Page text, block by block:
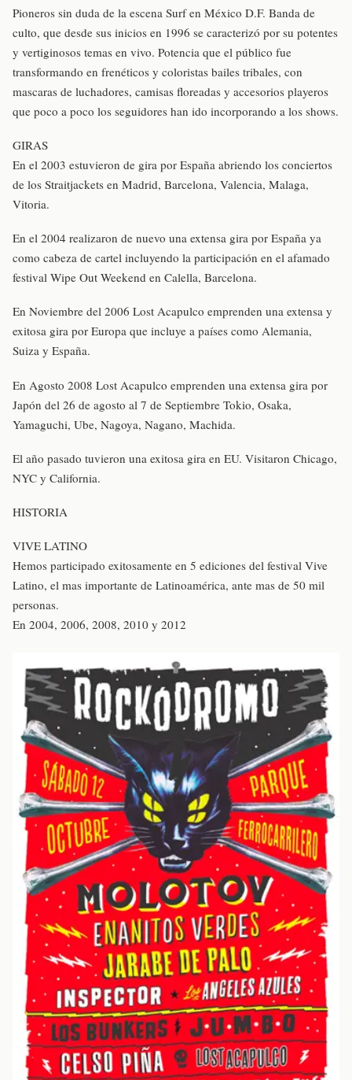
Pioneros sin duda de la escena Surf en México D.F. Banda de
culto, que desde sus inicios en 1996 se caracterizó por su potentes
y vertiginosos temas en vivo. Potencia que el público fue
transformando en frenéticos y coloristas bailes tribales, con
mascaras de luchadores, camisas floreadas y accesorios playeros
que poco a poco los seguidores han ido incorporando a los shows.
GIRAS
En el 2003 estuvieron de gira por España abriendo los conciertos
de los Straitjackets en Madrid, Barcelona, Valencia, Malaga,
Vitoria.
En el 2004 realizaron de nuevo una extensa gira por España ya
como cabeza de cartel incluyendo la participación en el afamado
festival Wipe Out Weekend en Calella, Barcelona.
En Noviembre del 2006 Lost Acapulco emprenden una extensa y
exitosa gira por Europa que incluye a países como Alemania,
Suiza y España.
En Agosto 2008 Lost Acapulco emprenden una extensa gira por
Japón del 26 de agosto al 7 de Septiembre Tokio, Osaka,
Yamaguchi, Ube, Nagoya, Nagano, Machida.
El año pasado tuvieron una exitosa gira en EU. Visitaron Chicago,
NYC y California.
HISTORIA
VIVE LATINO
Hemos participado exitosamente en 5 ediciones del festival Vive
Latino, el mas importante de Latinoamérica, ante mas de 50 mil
personas.
En 2004, 2006, 2008, 2010 y 2012